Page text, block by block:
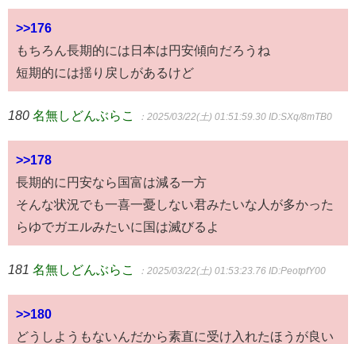
>>176
もちろん長期的には日本は円安傾向だろうね
短期的には揺り戻しがあるけど
180 名無しどんぶらこ ：2025/03/22(土) 01:51:59.30 ID:SXq/8mTB0
>>178
長期的に円安なら国富は減る一方
そんな状況でも一喜一憂しない君みたいな人が多かった
らゆでガエルみたいに国は滅びるよ
181 名無しどんぶらこ ：2025/03/22(土) 01:53:23.76 ID:PeotpfY00
>>180
どうしようもないんだから素直に受け入れたほうが良い